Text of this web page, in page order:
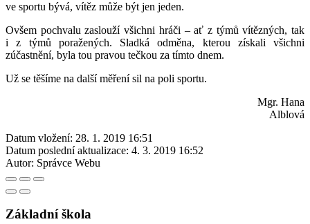
ve sportu bývá, vítěz může být jen jeden.
Ovšem pochvalu zaslouží všichni hráči – ať z týmů vítězných, tak
i z týmů poražených. Sladká odměna, kterou získali všichni
zúčastnění, byla tou pravou tečkou za tímto dnem.
Už se těšíme na další měření sil na poli sportu.
Mgr. Hana
Alblová
Datum vložení: 28. 1. 2019 16:51
Datum poslední aktualizace: 4. 3. 2019 16:52
Autor: Správce Webu
Základní škola